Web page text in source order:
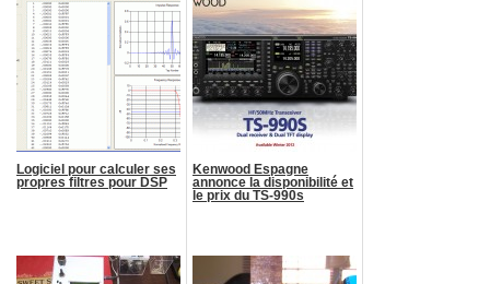
Logiciel pour calculer ses
propres filtres pour DSP
Kenwood Espagne
annonce la disponibilité et
le prix du TS-990s